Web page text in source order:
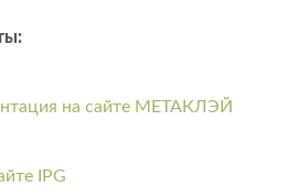
на сайте МЕТАКЛЭЙ
IPG